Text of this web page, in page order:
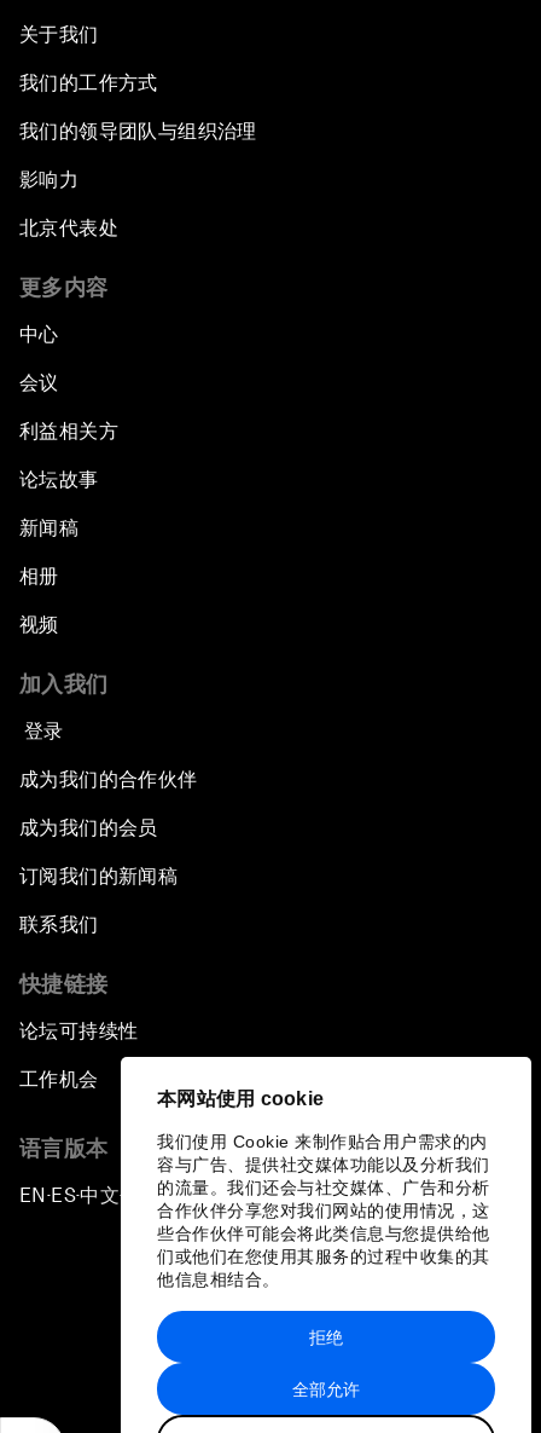
本网站使用 cookie
我们使用 Cookie 来制作贴合用户需求的内
容与广告、提供社交媒体功能以及分析我们
的流量。我们还会与社交媒体、广告和分析
合作伙伴分享您对我们网站的使用情况，这
些合作伙伴可能会将此类信息与您提供给他
们或他们在您使用其服务的过程中收集的其
他信息相结合。
全部允许
拒绝
关于我们
我们的工作方式
我们的领导团队与组织治理
影响力
北京代表处
更多内容
中心
会议
利益相关方
论坛故事
新闻稿
相册
视频
加入我们
登录
成为我们的合作伙伴
成为我们的会员
订阅我们的新闻稿
联系我们
快捷链接
论坛可持续性
工作机会
语言版本
EN ▪ ES▪中文▪ 日本語
站点地图